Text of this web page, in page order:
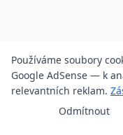
Používáme soubory
Google AdSense — k
relevantních reklam.
Odmítnout